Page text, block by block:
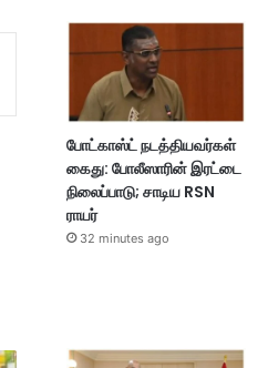
போட்காஸ்ட் நடத்தியவர்கள்
கைது: போலீஸாரின் இரட்டை
நிலைப்பாடு; சாடிய RSN
ராயர்
32 minutes ago